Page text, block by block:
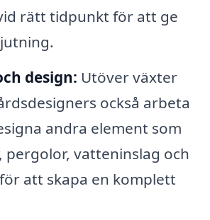
rätt tidpunkt för att ge
design: Utöver växter
också arbeta
andra element som
pergolor, vatteninslag och
att skapa en komplett